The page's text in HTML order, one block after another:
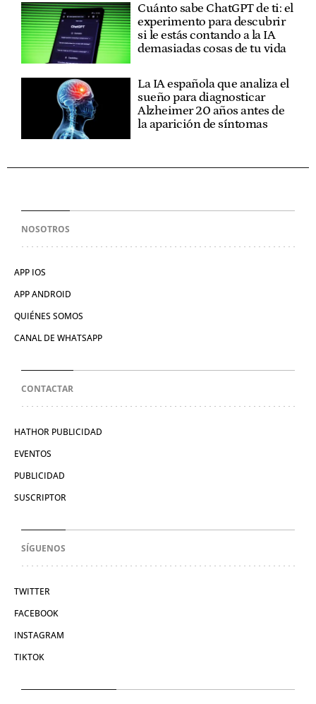
Cuánto sabe ChatGPT de ti: el
experimento para descubrir
si le estás contando a la IA
demasiadas cosas de tu vida
La IA española que analiza el
sueño para diagnosticar
Alzheimer 20 años antes de
la aparición de síntomas
NOSOTROS
APP IOS
APP ANDROID
QUIÉNES SOMOS
CANAL DE WHATSAPP
CONTACTAR
HATHOR PUBLICIDAD
EVENTOS
PUBLICIDAD
SUSCRIPTOR
SÍGUENOS
TWITTER
FACEBOOK
INSTAGRAM
TIKTOK